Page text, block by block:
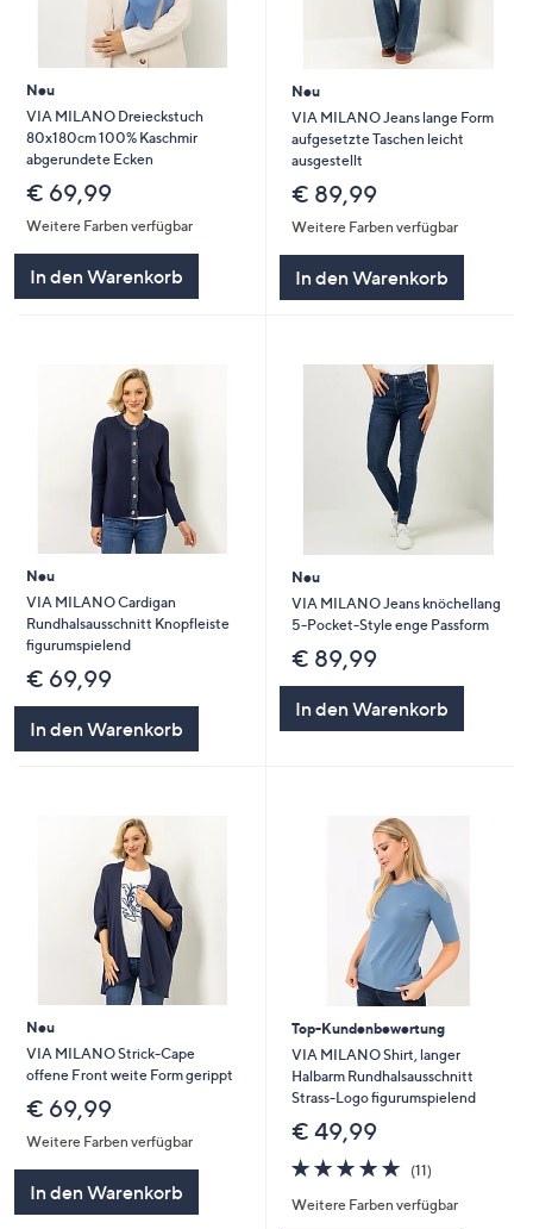
Neu
VIA MILANO Dreieckstuch
80x180cm 100% Kaschmir
abgerundete Ecken
€ 69,99
Weitere Farben verfügbar
In den Warenkorb
Neu
VIA MILANO Jeans lange Form
aufgesetzte Taschen leicht
ausgestellt
€ 89,99
Weitere Farben verfügbar
In den Warenkorb
Neu
VIA MILANO Cardigan
Rundhalsausschnitt Knopfleiste
figurumspielend
€ 69,99
In den Warenkorb
Neu
VIA MILANO Jeans knöchellang
5-Pocket-Style enge Passform
€ 89,99
In den Warenkorb
Neu
VIA MILANO Strick-Cape
offene Front weite Form gerippt
€ 69,99
Weitere Farben verfügbar
In den Warenkorb
Top-Kundenbewertung
VIA MILANO Shirt, langer
Halbarm Rundhalsausschnitt
Strass-Logo figurumspielend
€ 49,99
4.6
von
5
(11)11
Weitere Farben verfügbar